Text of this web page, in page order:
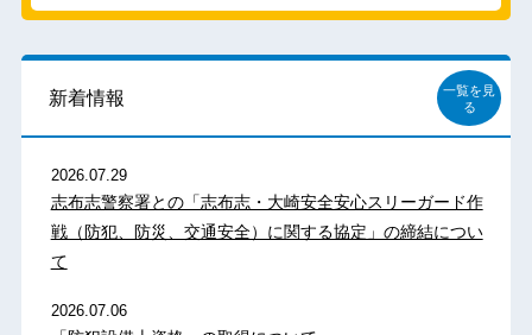
新着情報
一覧を見
る
2026.07.29
志布志警察署との「志布志・大崎安全安心スリーガード作
戦（防犯、防災、交通安全）に関する協定」の締結につい
て
2026.07.06